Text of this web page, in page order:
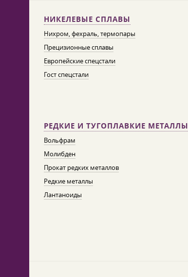
НИКЕЛЕВЫЕ СПЛАВЫ
Нихром, фехраль, термопары
Прецизионные сплавы
Европейские спецстали
Гост спецстали
РЕДКИЕ И ТУГОПЛАВКИЕ МЕТАЛЛЫ
Вольфрам
Молибден
Прокат редких металлов
Редкие металлы
Лантаноиды